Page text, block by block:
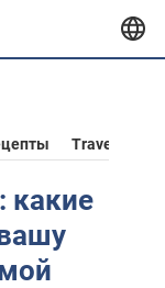
Travel
какие